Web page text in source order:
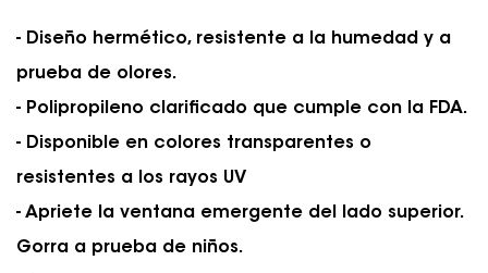
- Diseño hermético, resistente a la humedad y a
prueba de olores.
- Polipropileno clarificado que cumple con la FDA.
- Disponible en colores transparentes o
resistentes a los rayos UV
- Apriete la ventana emergente del lado superior.
Gorra a prueba de niños.